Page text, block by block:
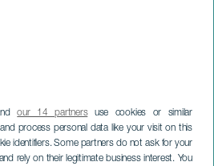
our 14 partnersuse cookies or similar
process personal data like your visit on this
identifiers. Some partners do not ask for your
rely on their legitimate business interest. You